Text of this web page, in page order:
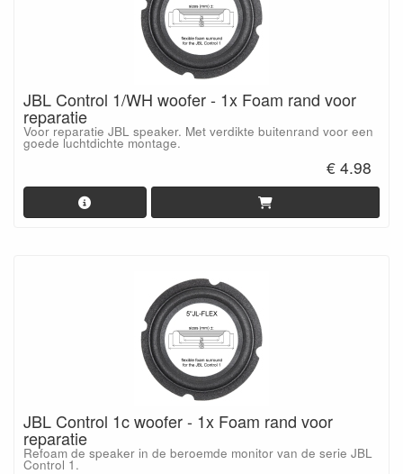
JBL Control 1/WH woofer - 1x Foam rand voor
reparatie
Voor reparatie JBL speaker. Met verdikte buitenrand voor een
goede luchtdichte montage.
€ 4.98
JBL Control 1c woofer - 1x Foam rand voor
reparatie
Refoam de speaker in de beroemde monitor van de serie JBL
Control 1.